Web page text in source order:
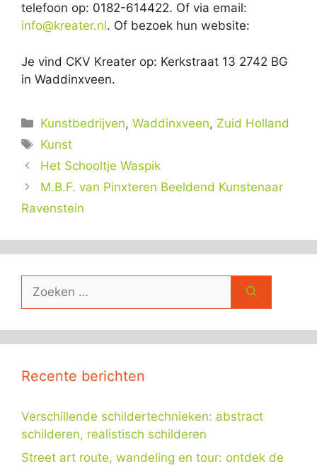
telefoon op: 0182-614422. Of via email:
info@kreater.nl. Of bezoek hun website:
Je vind CKV Kreater op: Kerkstraat 13 2742 BG
in Waddinxveen.
Categorieën
Kunstbedrijven,Waddinxveen, Zuid Holland
Tags
Kunst
Het Schooltje Waspik
M.B.F. van Pinxteren Beeldend Kunstenaar
Ravenstein
naar:
Recente berichten
Verschillende schildertechnieken: abstract
schilderen, realistisch schilderen
Street art route, wandeling en tour: ontdek de